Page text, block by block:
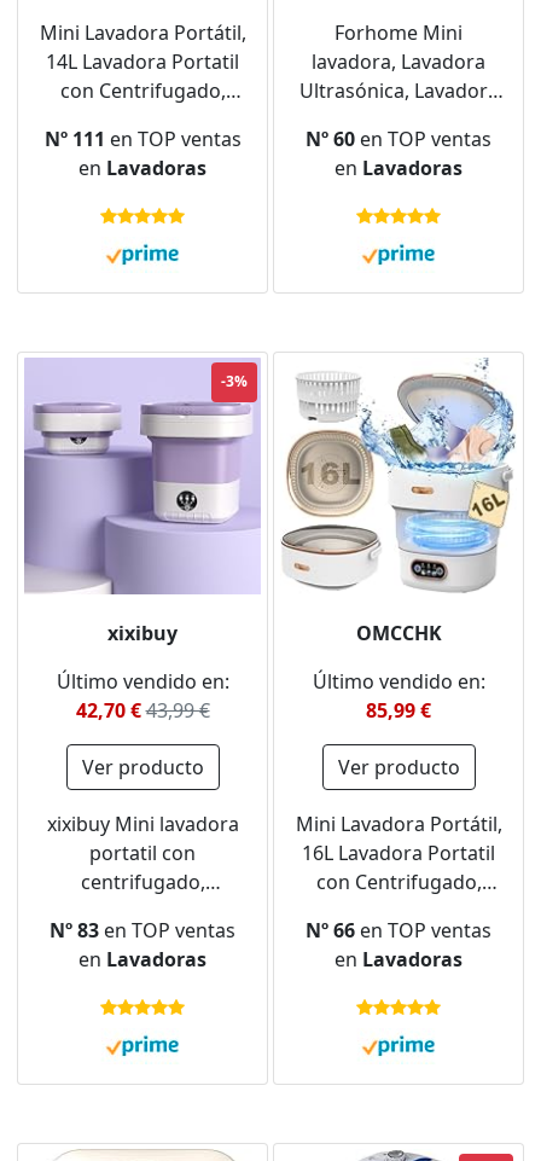
Mini Lavadora Portátil,
14L Lavadora Portatil
con Centrifugado,
Viaje, Mini Lavadora
Portátil para Acampar,
Viajar, Calcetines, Ropa
verde(Súper limpio)
Nº 111 en TOP ventas
en Lavadoras
Forhome Mini
lavadora, Lavadora
Ultrasónica, Lavadora
el Hogar Pequeña
Lavadora Turbo, Con
Fuente de
Para casa, viajes,
negocios, camping
Nº 60 en TOP ventas
en Lavadoras
-3%
xixibuy
Último vendido en:
42,70 €43,99 €
Ver producto
xixibuy Mini lavadora
portatil con
centrifugado,
para Ropa de Bebé,
Ropa Interior o
Artículos Pequeños,
Camping(EU-plug)
(12L-violeta)
Nº 83 en TOP ventas
en Lavadoras
OMCCHK
Último vendido en:
85,99 €
Ver producto
Mini Lavadora Portátil,
16L Lavadora Portatil
con Centrifugado,
Viaje, Mini Lavadora
Portátil para Acampar,
Viajar, Calcetines, Ropa
verde(Súper limpio)
Nº 66 en TOP ventas
en Lavadoras